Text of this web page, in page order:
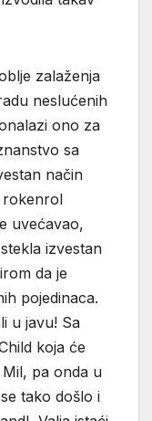
zalaženja
neslućenih
ono za
sa
način
rokenrol
uvećavao,
izvestan
da je
pojedinaca.
u javu! Sa
koja će
pa onda u
tako došlo i